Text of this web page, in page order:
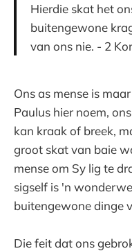
Hierdie skat het
buitengewone
van ons nie. - 2
Ons as mense is
Paulus hier noem,
kan kraak of breek,
groot skat van baie
mense om Sy lig te
sigself is 'n
buitengewone dinge
Die feit dat ons